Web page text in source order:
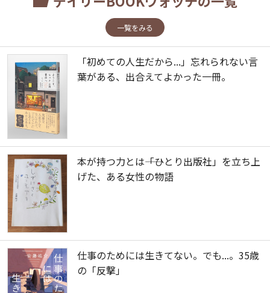
一覧をみる
「初めての人生だから...」忘れられない言
葉がある、出合えてよかった一冊。
本が持つ力とは――「ひとり出版社」を立ち上
げた、ある女性の物語
仕事のためには生きてない。でも...。35歳
の「反撃」